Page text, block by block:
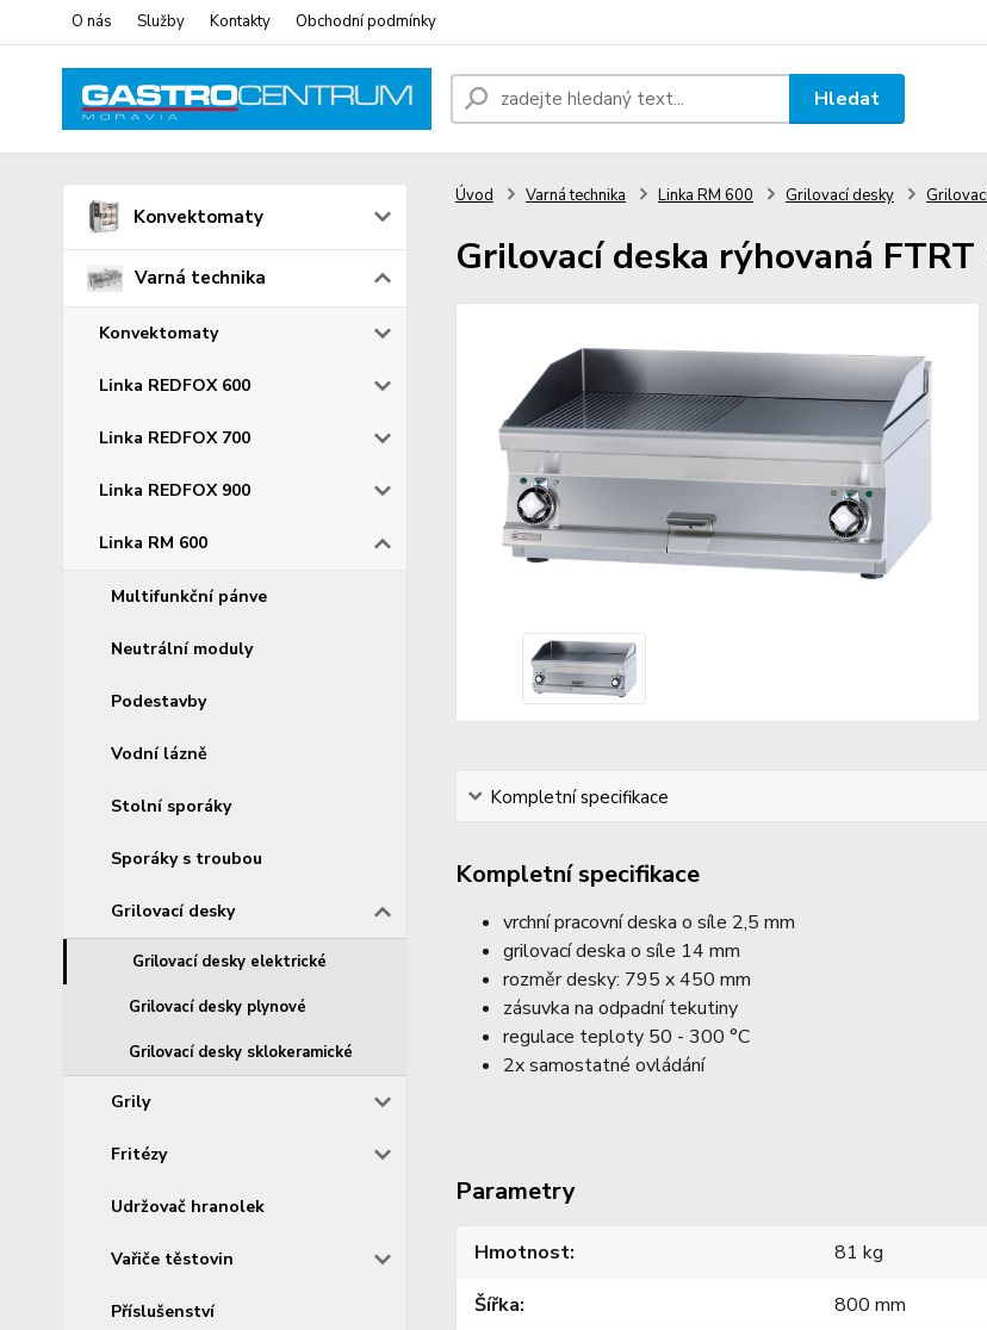
O nás Služby Kontakty Obchodní podmínky
Hledat
Konvektomaty
Varná technika
Konvektomaty
Linka REDFOX 600
Linka REDFOX 700
Linka REDFOX 900
Linka RM 600
Multifunkční pánve
Neutrální moduly
Podestavby
Vodní lázně
Stolní sporáky
Sporáky s troubou
Grilovací desky
Grilovací desky elektrické
Grilovací desky plynové
Grilovací desky sklokeramické
Grily
Fritézy
Udržovač hranolek
Vařiče těstovin
Příslušenství
Úvod Varná technika Linka RM 600 Grilovací desky
Grilovací deska rýhovaná
Kompletní specifikace
Kompletní specifikace
vrchní pracovní deska o síle 2,5 mm
grilovací deska o síle 14 mm
rozměr desky: 795 x 450 mm
zásuvka na odpadní tekutiny
regulace teploty 50 - 300 °C
2x samostatné ovládání
Parametry
Hmotnost
81 kg
Šířka
800 mm